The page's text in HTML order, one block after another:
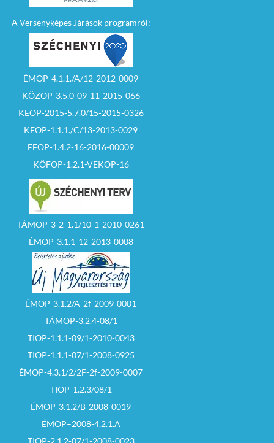
A Versenyképes Járások programról:
ÉMOP-4.1.1./A/12-2012-0009
KÖZOP-3.5.0-09-11-2015-066
KEOP-2015-5.7.0/15-2015-0326
KEOP-1.1.1./C/13-2013-0029
EFOP-1.4.2-16-2016-00009
KÖFOP-1.2.1-VEKOP-16
TÁMOP-3-2-1.1/10-1-2010-0261
ÉMOP-3.1.1-12-2013-0008
ÉMOP-3.1.2/A-2f-2009-0001
TÁMOP-3.2.4-08/1
TIOP-1.1.1-09/1-2010-0043
TIOP-1.1.1-07/1-2008-0925
ÉMOP-4.3.1/2/2F-2f-2009-0007
TIOP-1.2.3/08/1
ÉMOP-3.1.2/B-2008-0019
ÉMOP–2008-4.2.1.A
TIOP-2.1.2-07/1-2008-0023